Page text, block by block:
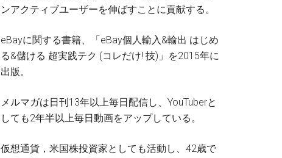
ンアクティブユーザーを伸ばすことに貢献する。
eBayに関する書籍、「eBay個人輸入&輸出 はじめ
る&儲ける 超実践テク (コレだけ! 技)」を2015年に
出版。
メルマガは日刊13年以上毎日配信し、YouTuberと
しても2年半以上毎日動画をアップしている。
仮想通貨，米国株投資家としても活動し、42歳で